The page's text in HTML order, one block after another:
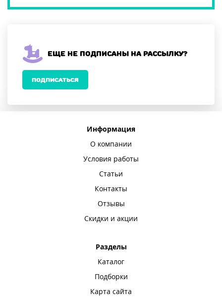
Еще не подписаны на рассылку?
ПОДПИСАТЬСЯ
Информация
О компании
Условия работы
Статьи
Контакты
Отзывы
Скидки и акции
Разделы
Каталог
Подборки
Карта сайта